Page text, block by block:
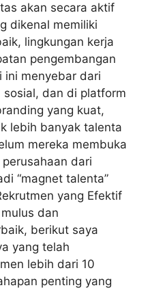
akan secara aktif
dikenal memiliki
lingkungan kerja
pengembangan
ini menyebar dari
dan di platform
yang kuat,
lebih banyak talenta
mereka membuka
dari
“magnet talenta”
yang Efektif
dan
berikut saya
yang telah
lebih dari 10
penting yang